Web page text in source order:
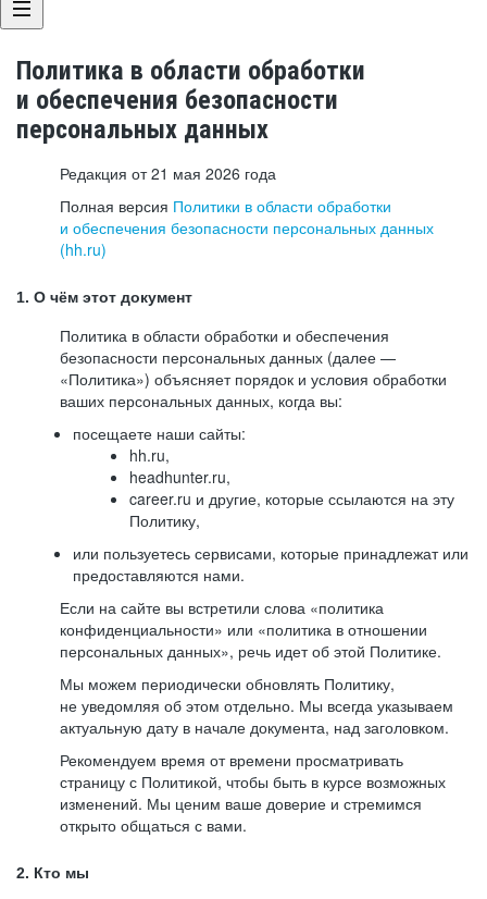
Политика в области обработки
и обеспечения безопасности
персональных данных
Редакция от 21 мая 2026 года
Полная версия Политики в области обработки
и обеспечения безопасности персональных данных
(hh.ru)
1. О чём этот документ
Политика в области обработки и обеспечения
безопасности персональных данных (далее —
«Политика») объясняет порядок и условия обработки
ваших персональных данных, когда вы:
посещаете наши сайты:
hh.ru,
headhunter.ru,
career.ru и другие, которые ссылаются на эту
Политику,
или пользуетесь сервисами, которые принадлежат или
предоставляются нами.
Если на сайте вы встретили слова «политика
конфиденциальности» или «политика в отношении
персональных данных», речь идет об этой Политике.
Мы можем периодически обновлять Политику,
не уведомляя об этом отдельно. Мы всегда указываем
актуальную дату в начале документа, над заголовком.
Рекомендуем время от времени просматривать
страницу с Политикой, чтобы быть в курсе возможных
изменений. Мы ценим ваше доверие и стремимся
открыто общаться с вами.
2. Кто мы